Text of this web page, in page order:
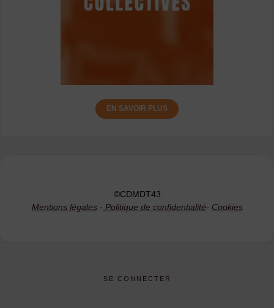
EN SAVOIR PLUS
©CDMDT43
Mentions légales- Politique de confidentialité- Cookies
SE CONNECTER